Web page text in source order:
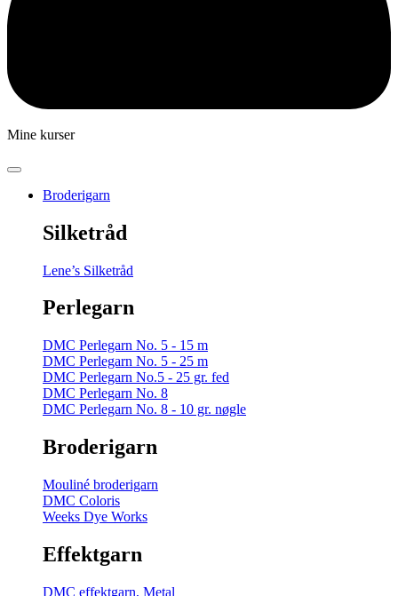
Mine kurser
Broderigarn
Silketråd
Lene’s Silketråd
Perlegarn
DMC Perlegarn No. 5 - 15 m
DMC Perlegarn No. 5 - 25 m
DMC Perlegarn No.5 - 25 gr. fed
DMC Perlegarn No. 8
DMC Perlegarn No. 8 - 10 gr. nøgle
Broderigarn
Mouliné broderigarn
DMC Coloris
Weeks Dye Works
Effektgarn
DMC effektgarn, Metal